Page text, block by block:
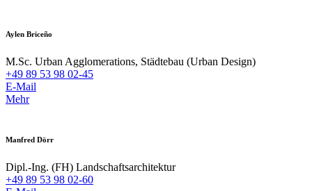
Aylen Briceño
M.Sc. Urban Agglomerations, Städtebau (Urban Design)
+49 89 53 98 02-45
E-Mail
Mehr
Manfred Dörr
Dipl.-Ing. (FH) Landschaftsarchitektur
+49 89 53 98 02-60